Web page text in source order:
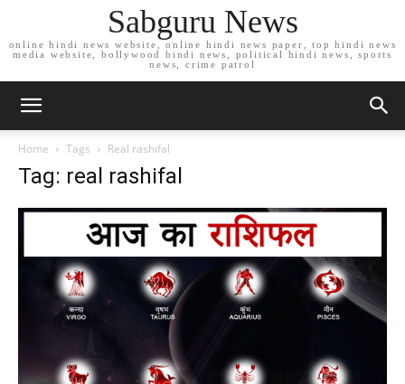
Sabguru News
online hindi news website, online hindi news paper, top hindi news
media website, bollywood hindi news, political hindi news, sports
news, crime patrol
Home Tags Real rashifal
Tag: real rashifal